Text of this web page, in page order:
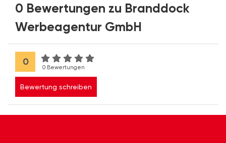
0 Bewertungen zu Branddock
Werbeagentur GmbH
0
0 Bewertungen
Bewertung schreiben